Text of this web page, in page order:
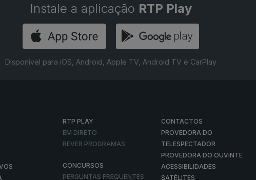
Instale a aplicação RTP Play
Disponível para iOS, Android, Apple TV, Android TV e CarPlay
RTP PLAY
EM DIRETO
REVER PROGRAMAS
CONCURSOS
PERGUNTAS FREQUENTES
CONTACTOS
PROVEDORA DO
TELESPECTADOR
PROVEDORA DO OUVINTE
ACESSIBILIDADES
SATÉLITES